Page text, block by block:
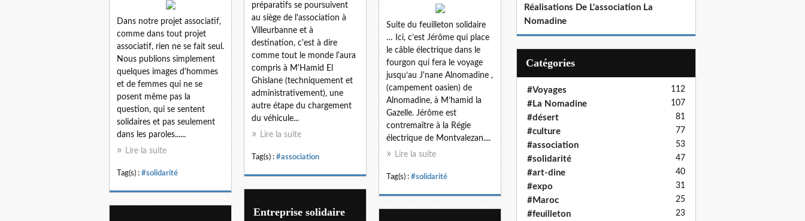
préparatifs se poursuivent
au siège de l'association à
Villeurbanne et à
destination, c'est à dire
comme tout le monde l'aura
compris à M'Hamid El
Ghislane (techniquement et
administrativement), une
autre étape du chargement
du véhicule...
Lire la suite
Tag(s) : #association
Dans notre projet associatif,
comme dans tout projet
associatif, rien ne se fait seul.
Nous publions simplement
quelques images d'hommes
et de femmes qui ne se
posent même pas la
question, qui se sentent
solidaires et pas seulement
dans les paroles......
Lire la suite
Tag(s) : #solidarité
Suite du feuilleton solidaire
… Ici, c’est Jérôme qui place
le câble électrique dans le
fourgon qui fera le voyage
jusqu’au J'nane Alnomadine ,
(campement oasien) de
Alnomadine, à M’hamid la
Gazelle. Jérôme est
contremaître à la Régie
électrique de Montvalezan....
Lire la suite
Tag(s) : #solidarité
Entreprise solidaire
Réalisations De L'association La
Nomadine
Catégories
#Voyages 112
#La Nomadine 107
#désert 81
#culture 77
#association 53
#solidarité 47
#art-dine 40
#expo 31
#Maroc 25
#feuilleton 23